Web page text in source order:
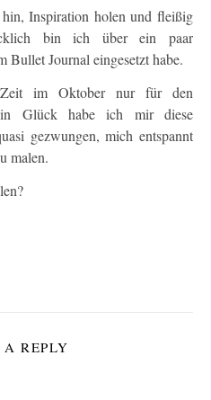
Inspiration holen und fleißig
bin ich über ein paar
Bullet Journal eingesetzt habe.
Zeit im Oktober nur für den
Glück habe ich mir diese
gezwungen, mich entspannt
malen.
REPLY